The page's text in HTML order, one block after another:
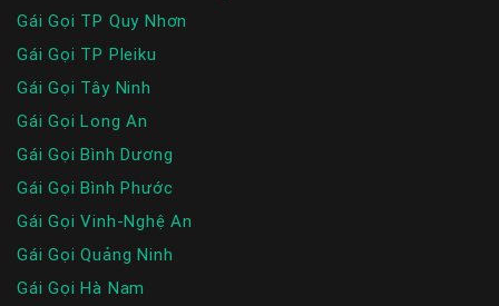
Gái Gọi TP Quy Nhơn
Gái Gọi TP Pleiku
Gái Gọi Tây Ninh
Gái Gọi Long An
Gái Gọi Bình Dương
Gái Gọi Bình Phước
Gái Gọi Vinh-Nghệ An
Gái Gọi Quảng Ninh
Gái Gọi Hà Nam